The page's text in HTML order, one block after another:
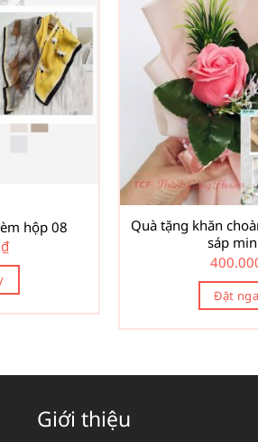
hộp 08
₫
Quà tặng khăn
sáp
Đặt
Giới thiệu